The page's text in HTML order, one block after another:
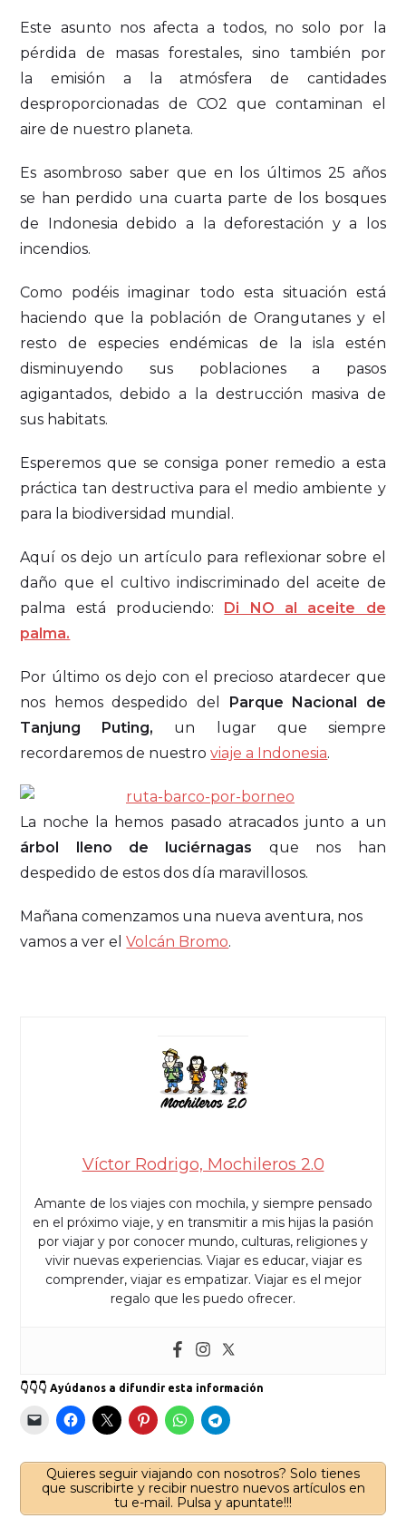
Este asunto nos afecta a todos, no solo por la
pérdida de masas forestales, sino también por
la emisión a la atmósfera de cantidades
desproporcionadas de CO2 que contaminan el
aire de nuestro planeta.
Es asombroso saber que en los últimos 25 años
se han perdido una cuarta parte de los bosques
de Indonesia debido a la deforestación y a los
incendios.
Como podéis imaginar todo esta situación está
haciendo que la población de Orangutanes y el
resto de especies endémicas de la isla estén
disminuyendo sus poblaciones a pasos
agigantados, debido a la destrucción masiva de
sus habitats.
Esperemos que se consiga poner remedio a esta
práctica tan destructiva para el medio ambiente y
para la biodiversidad mundial.
Aquí os dejo un artículo para reflexionar sobre el
daño que el cultivo indiscriminado del aceite de
palma está produciendo: Di NO al aceite de
palma.
Por último os dejo con el precioso atardecer que
nos hemos despedido del Parque Nacional de
Tanjung Puting, un lugar que siempre
recordaremos de nuestroviaje a Indonesia.
La noche la hemos pasado atracados junto a un
árbol lleno de luciérnagas que nos han
despedido de estos dos día maravillosos.
Mañana comenzamos una nueva aventura, nos
vamos a ver elVolcán Bromo.
Víctor Rodrigo, Mochileros 2.0
Amante de los viajes con mochila, y siempre pensado
en el próximo viaje, y en transmitir a mis hijas la pasión
por viajar y por conocer mundo, culturas, religiones y
vivir nuevas experiencias. Viajar es educar, viajar es
comprender, viajar es empatizar. Viajar es el mejor
regalo que les puedo ofrecer.
👇👇👇 Ayúdanos a difundir esta información
Quieres seguir viajando con nosotros? Solo tienes
que suscribirte y recibir nuestro nuevos artículos en
tu e-mail. Pulsa y apuntate!!!